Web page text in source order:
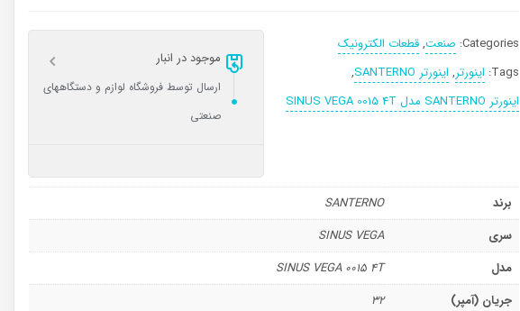
Categories: صنعت,قطعات الکترونیک
Tags: اینورتر, اینورتر SANTERNO
,
اینورتر SANTERNO مدل SINUS VEGA 0015 4T
موجود در انبار
ارسال توسط فروشگاه لوازم و دستگاههای
صنعتی
برند
SANTERNO
سری
SINUS VEGA
مدل
SINUS VEGA 0015 4T
جریان (آمپر)
32